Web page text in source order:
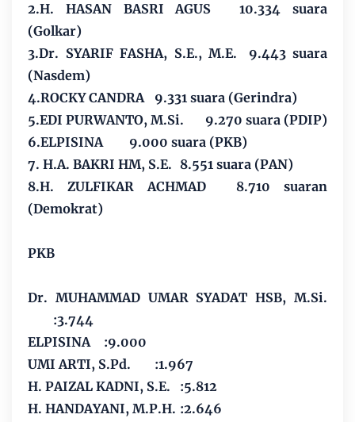
2.H. HASAN BASRI AGUS
10.334 suara
(Golkar)
3.Dr. SYARIF FASHA, S.E., M.E.
9.443 suara
(Nasdem)
4.ROCKY CANDRA
9.331 suara (Gerindra)
5.EDI PURWANTO, M.Si.
9.270 suara (PDIP)
6.ELPISINA
9.000 suara (PKB)
7. H.A. BAKRI HM, S.E. 8.551 suara (PAN)
8.H. ZULFIKAR ACHMAD
8.710 suaran
(Demokrat)
PKB
Dr. MUHAMMAD UMAR SYADAT HSB, M.Si.
:3.744
ELPISINA
:9.000
UMI ARTI, S.Pd.
:1.967
H. PAIZAL KADNI, S.E.
:5.812
H. HANDAYANI, M.P.H. :2.646